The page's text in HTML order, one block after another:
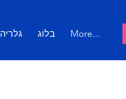
גלריה בלוג More...